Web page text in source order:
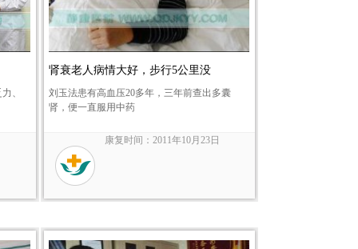
、
肾衰老人病情大好，步行5公里没
刘玉法患有高血压20多年，三年前查出多囊
肾，便一直服用中药
康复时间：2011年10月23日